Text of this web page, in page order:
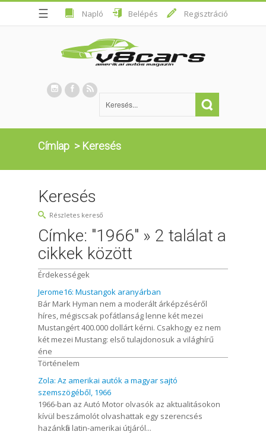
☰ Napló Belépés Regisztráció
Címlap > Keresés
Keresés
Részletes kereső
Címke: "1966" » 2 találat a
cikkek között
Érdekességek
Jerome16: Mustangok aranyárban
Bár Mark Hyman nem a moderált árképzéséről
híres, mégiscsak pofátlanság lenne két mezei
Mustangért 400.000 dollárt kérni. Csakhogy ez nem
két mezei Mustang: első tulajdonosuk a világhírű
éne
Történelem
Zola: Az amerikai autók a magyar sajtó
szemszögéből, 1966
1966-ban az Autó Motor olvasók az aktualitásokon
kívül beszámolót olvashattak egy szerencsés
hazánkfia latin-amerikai útjáról...